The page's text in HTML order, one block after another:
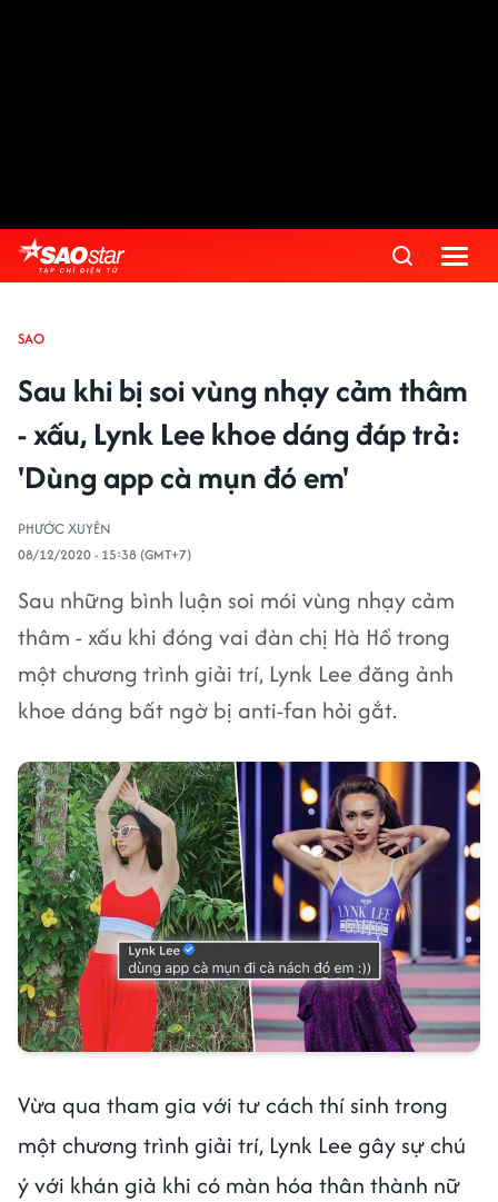
SAO
Sau khi bị soi vùng nhạy cảm thâm
- xấu, Lynk Lee khoe dáng đáp trả:
'Dùng app cà mụn đó em'
PHƯỚC XUYÊN
08/12/2020 - 15:38 (GMT+7)
Sau những bình luận soi mói vùng nhạy cảm
thâm - xấu khi đóng vai đàn chị Hà Hồ trong
một chương trình giải trí, Lynk Lee đăng ảnh
khoe dáng bất ngờ bị anti-fan hỏi gắt.
Vừa qua tham gia với tư cách thí sinh trong
một chương trình giải trí, Lynk Lee gây sự chú
ý với khán giả khi có màn hóa thân thành nữ